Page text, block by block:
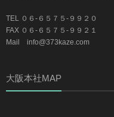
TEL ０６-６５７５-９９２０
FAX ０６-６５７５-９９２１
Mail info@373kaze.com
大阪本社MAP